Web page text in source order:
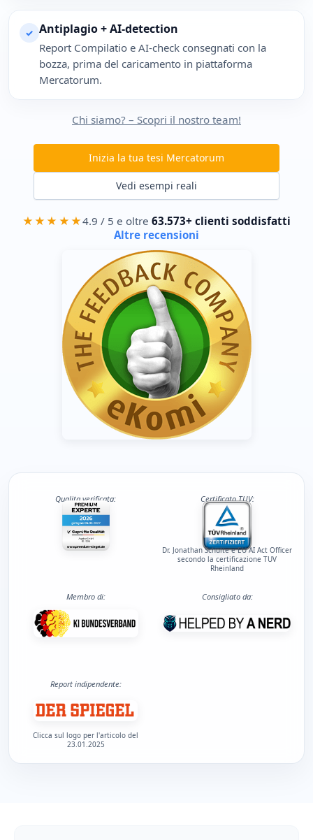
✓ Antiplagio + AI-detection
Report Compilatio e AI-check consegnati con la
bozza, prima del caricamento in piattaforma
Mercatorum.
Chi siamo? – Scopri il nostro team!
Inizia la tua tesi Mercatorum
Vedi esempi reali
★★★★★4.9 / 5 e oltre63.573+ clienti soddisfatti
Altre recensioni
Qualita verificata: Certificato TUV:
Dr. Jonathan Schulte e EU AI Act Officer
secondo la certificazione TUV
Rheinland
Membro di: Consigliato da:
Report indipendente:
Clicca sul logo per l'articolo del
23.01.2025